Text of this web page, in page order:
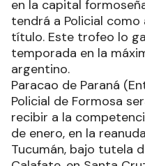
en la capital
tendrá a Policial
título. Este trofeo lo
temporada en la
argentino.
Paracao de Paraná
Policial de Formosa
recibir a la
de enero, en la
Tucumán, bajo tutela